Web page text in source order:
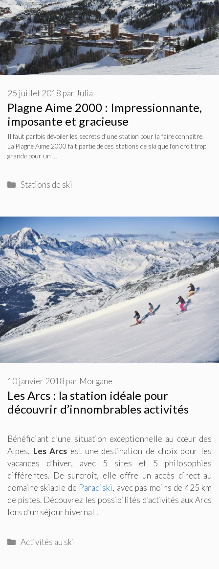
Plagne Aime 2000 : Impressionnante,
imposante et gracieuse
25 juillet 2018 par Julia
Il faut parfois dévoiler les secrets d’une station pour la faire connaître.
La Plagne Aime 2000 fait partie de ces stations de ski que l’on croit trop
grande pour un …
Catégories
Stations de ski
Les Arcs : la station idéale pour
découvrir d’innombrables activités
10 janvier 2018 par Morgane
Bénéficiant d’une situation exceptionnelle au cœur des
Alpes, Les Arcs est une destination de choix pour les
vacances d’hiver, avec 5 sites et 5 philosophies
différentes. De surcroît, elle offre un accès direct au
domaine skiable de Paradiski, avec pas moins de 425 km
de pistes. Découvrez les possibilités d’activités aux Arcs
lors d’un séjour hivernal !
Catégories
Activités au ski